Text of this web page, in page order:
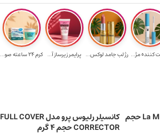
کننده مژ... رژ لب جامد لوکس... پرایمر زیرساز آ... کرم 24 ساعته صو...
لاک ناخن رلیوس مدل La Mia Italia حجم کانسیلر رلیوس پرو مدل FULL COVER
CORRECTOR حجم 4 گرم